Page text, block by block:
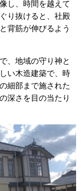
し、時間を越えて
り抜けると、社殿
背筋が伸びるよう
、地域の守り神と
い木造建築で、時
細部まで施された
深さを目の当たり